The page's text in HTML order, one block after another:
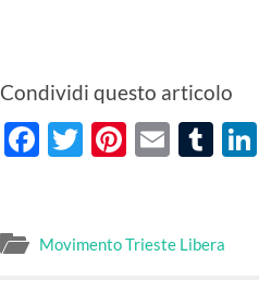
Condividi questo articolo
Facebook
TwitterEmail
Movimento Trieste Libera